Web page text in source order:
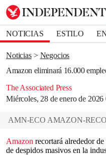
NOTICIAS ESTILO
DEPORTES
Noticias
Negocios
Amazon eliminará 16.000
The Associated Press
Miércoles, 28 de enero de
Bookmark
Removed from bookmarks
Close popover
AMN-ECO AMAZON-
Amazon recortará alrededor
de despidos masivos en la